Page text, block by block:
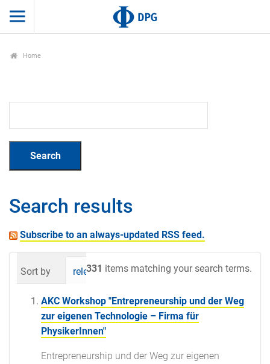
Home
Search results
Subscribe to an always-updated RSS feed.
331 items matching your search terms.
Sort by relevance date (newest first)
AKC Workshop "Entrepreneurship und der Weg
zur eigenen Technologie – Firma für
PhysikerInnen"
Entrepreneurship und der Weg zur eigenen